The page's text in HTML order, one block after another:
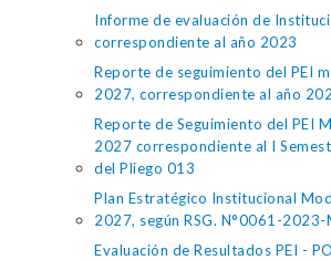
Informe de evaluación de
correspondiente al año 2023
Reporte de seguimiento del PEI
2027, correspondiente al año
Reporte de Seguimiento del PEI
2027 correspondiente al I
del Pliego 013
Plan Estratégico Institucional
2027, según RSG. N°0061-2023-
Evaluación de Resultados PEI -